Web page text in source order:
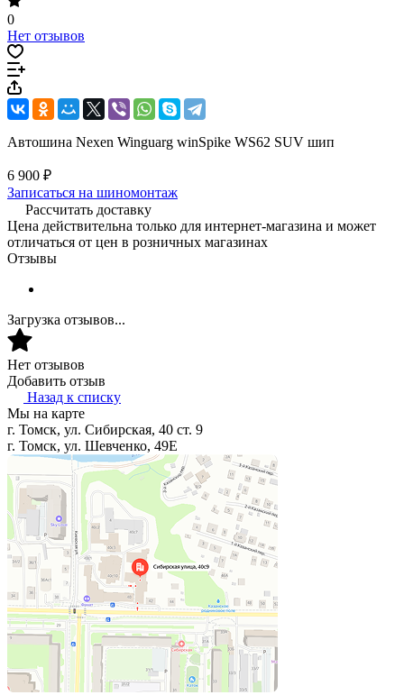
0
Нет отзывов
Автошина Nexen Winguarg winSpike WS62 SUV шип
6 900 ₽
Записаться на шиномонтаж
Рассчитать доставку
Цена действительна только для интернет-магазина и может
отличаться от цен в розничных магазинах
Отзывы
Загрузка отзывов...
Нет отзывов
Добавить отзыв
Назад к списку
Мы на карте
г. Томск, ул. Сибирская, 40 ст. 9
г. Томск, ул. Шевченко, 49Е